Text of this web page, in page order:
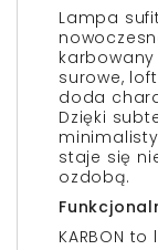
Lampa
surowe,
doda
Dzięki
staje się
ozdobą.
KARBON